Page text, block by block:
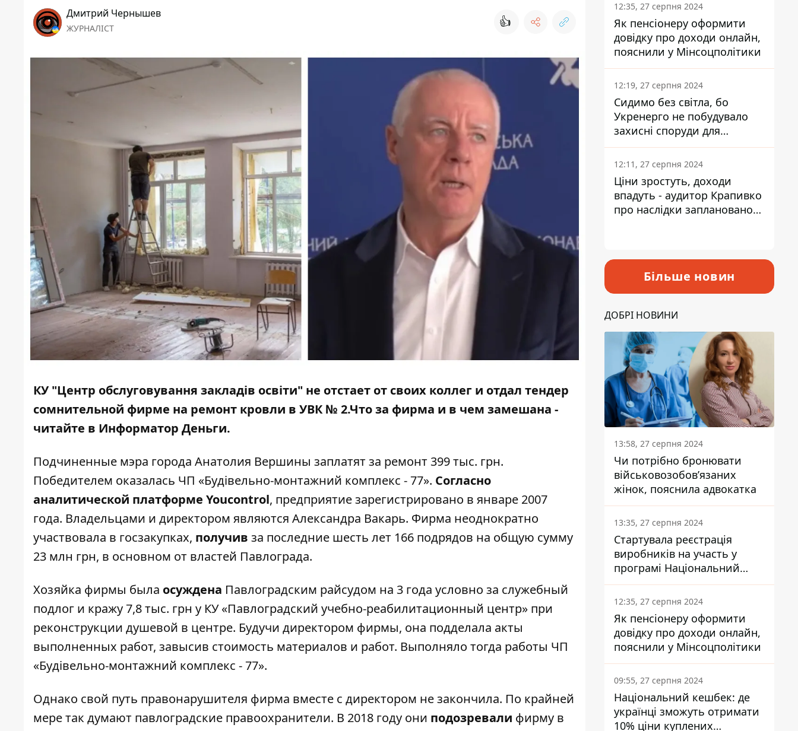
Дмитрий Чернышев
ЖУРНАЛІСТ 👍
КУ "Центр обслуговування закладів освіти" не отстает от своих коллег и отдал тендер
сомнительной фирме на ремонт кровли в УВК № 2.Что за фирма и в чем замешана -
читайте в Информатор Деньги.
Подчиненные мэра города Анатолия Вершины заплатят за ремонт 399 тыс. грн.
Победителем оказалась ЧП «Будівельно-монтажний комплекс - 77». Согласно
аналитической платформе Youcontrol, предприятие зарегистрировано в январе 2007
года. Владельцами и директором являются Александра Вакарь. Фирма неоднократно
участвовала в госзакупках, получив за последние шесть лет 166 подрядов на общую сумму
23 млн грн, в основном от властей Павлограда.
Хозяйка фирмы была осуждена Павлоградским райсудом на 3 года условно за служебный
подлог и кражу 7,8 тыс. грн у КУ «Павлоградский учебно-реабилитационный центр» при
реконструкции душевой в центре. Будучи директором фирмы, она подделала акты
выполненных работ, завысив стоимость материалов и работ. Выполняло тогда работы ЧП
«Будівельно-монтажний комплекс - 77».
Однако свой путь правонарушителя фирма вместе с директором не закончила. По крайней
мере так думают павлоградские правоохранители. В 2018 году они подозревали фирму в
12:35, 27 серпня 2024
Як пенсіонеру оформити
довідку про доходи онлайн,
пояснили у Мінсоцполітики
12:19, 27 серпня 2024
Сидимо без світла, бо
Укренерго не побудувало
захисні споруди для
енергетики - нардеп
Кучеренко
12:11, 27 серпня 2024
Ціни зростуть, доходи
впадуть - аудитор Крапивко
про наслідки запланованого
Більше новин
ДОБРІ НОВИНИ
13:58, 27 серпня 2024
Чи потрібно бронювати
військовозобов’язаних
жінок, пояснила адвокатка
13:35, 27 серпня 2024
Стартувала реєстрація
виробників на участь у
програмі Національний
кешбек: як це зробити
через портал Дія
12:35, 27 серпня 2024
Як пенсіонеру оформити
довідку про доходи онлайн,
пояснили у Мінсоцполітики
09:55, 27 серпня 2024
Національний кешбек: де
українці зможуть отримати
10% ціни куплених